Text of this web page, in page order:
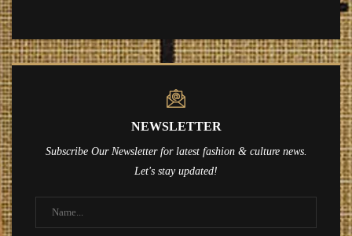
NEWSLETTER
Subscribe Our Newsletter for latest fashion & culture news.
Let's stay updated!